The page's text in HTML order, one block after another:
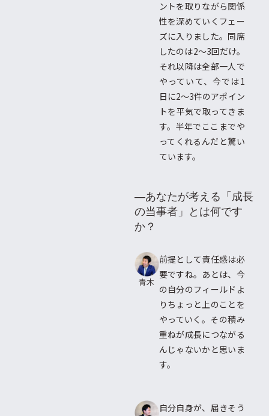
ントを取りながら関係
性を深めていくフェー
ズに入りました。同席
したのは2〜3回だけ。
それ以降は全部一人で
やっていて、今では1
日に2〜3件のアポイン
トを平気で取ってきま
す。半年でここまでや
ってくれるんだと驚い
ています。
―あなたが考える「成長
の当事者」とは何です
か？
青木
前提として責任感は必
要ですね。あとは、今
の自分のフィールドよ
りちょっと上のことを
やっていく。その積み
重ねが成長につながる
んじゃないかと思いま
す。
自分自身が、届きそう